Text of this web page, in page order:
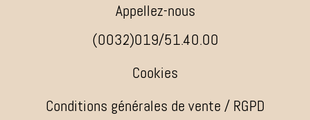
Appellez-nous
(0032)019/51.40.00
Cookies
Conditions générales de vente / RGPD